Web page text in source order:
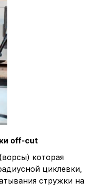
off-cut
которая
циклевки,
стружки на